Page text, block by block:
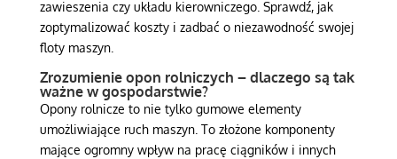
zawieszenia czy układu kierowniczego. Sprawdź, jak
zoptymalizować koszty i zadbać o niezawodność swojej
floty maszyn.
Zrozumienie opon rolniczych – dlaczego są tak
ważne w gospodarstwie?
Opony rolnicze to nie tylko gumowe elementy
umożliwiające ruch maszyn. To złożone komponenty
mające ogromny wpływ na pracę ciągników i innych